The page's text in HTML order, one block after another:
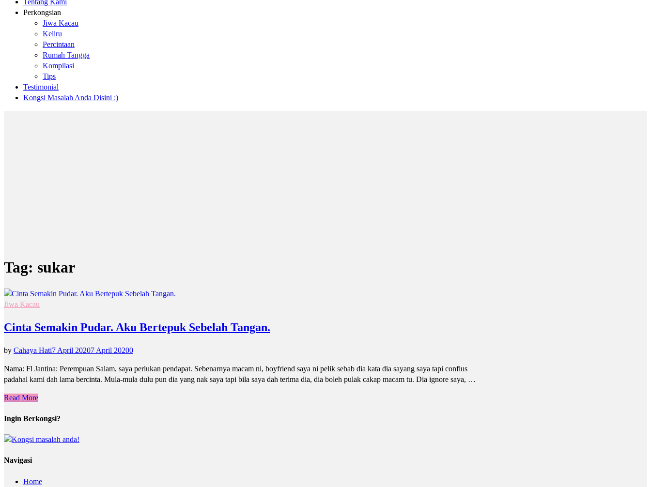
Tentang Kami
Perkongsian
Jiwa Kacau
Keliru
Percintaan
Rumah Tangga
Kompilasi
Tips
Testimonial
Kongsi Masalah Anda Disini :)
Tag: sukar
Jiwa Kacau
Cinta Semakin Pudar. Aku Bertepuk Sebelah Tangan.
by Cahaya Hati7 April 20207 April 20200
Nama: Fl Jantina: Perempuan Salam, saya perlukan pendapat. Sebenarnya macam ni, boyfriend saya ni pelik sebab dia kata dia sayang saya tapi confius
padahal kami dah lama bercinta. Mula-mula dulu pun dia yang nak saya tapi bila saya dah terima dia, dia boleh pulak cakap macam tu. Dia ignore saya, …
Read More
Ingin Berkongsi?
Navigasi
Home